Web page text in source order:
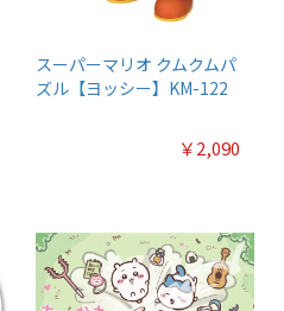
スーパーマリオ クムクムパ
ズル【ヨッシー】KM-122
￥2,090